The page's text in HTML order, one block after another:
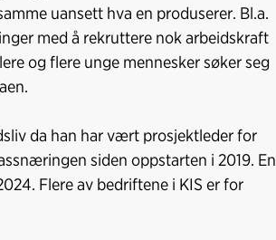
o
k
I
n
uansett hva en produserer. Bl.a.
med å rekruttere nok arbeidskraft
og flere unge mennesker søker seg
da han har vært prosjektleder for
siden oppstarten i 2019. En
Flere av bedriftene i KIS er for